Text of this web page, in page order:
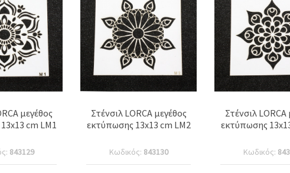
μεγέθος
cm LM1
843129
Στένσιλ LORCA μεγέθος
εκτύπωσης 13x13 cm LM2
Κωδικός: 843130
Στένσιλ LORCA
εκτύπωσης
Κωδικός: